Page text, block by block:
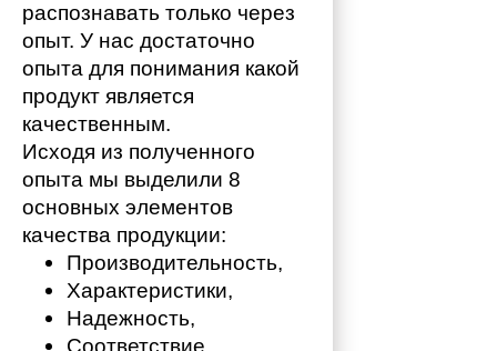
распознавать только через
опыт. У нас достаточно
опыта для понимания какой
продукт является
качественным.
Исходя из полученного
опыта мы выделили 8
основных элементов
качества продукции:
Производительность,
Характеристики,
Надежность,
Соответствие,